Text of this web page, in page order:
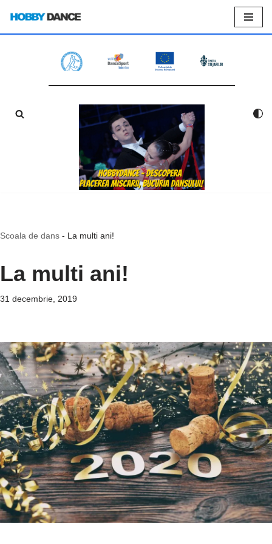
Sari
Scoala de dans - La multi ani!
La multi ani!
31 decembrie, 2019